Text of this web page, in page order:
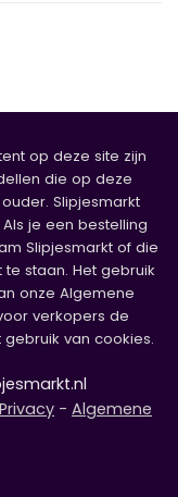
op deze site zijn
die op deze
Slipjesmarkt
je een bestelling
Slipjesmarkt of die
staan. Het gebruik
onze Algemene
verkopers de
van cookies.
Privacy - Algemene